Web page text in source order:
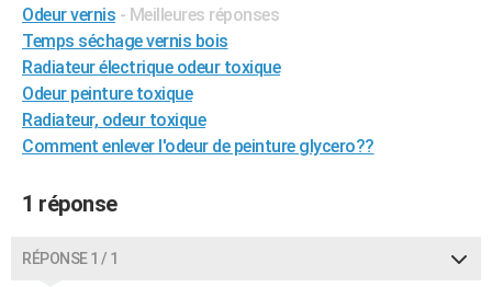
GUIDES D'ACHAT
BONS PLANS
CARTE DE VOEUX
Carte de Noël
Carte Bonne année
Carte Saint-Valentin
Carte Pâques
Carte d'anniversaire
DICTIONNAIRE
Service militaire
Avis de recherche
Odeur vernis - Meilleures réponses
Temps séchage vernis bois
Radiateur électrique odeur toxique
Odeur peinture toxique
Radiateur, odeur toxique
Comment enlever l'odeur de peinture glycero??
1 réponse
RÉPONSE 1 / 1